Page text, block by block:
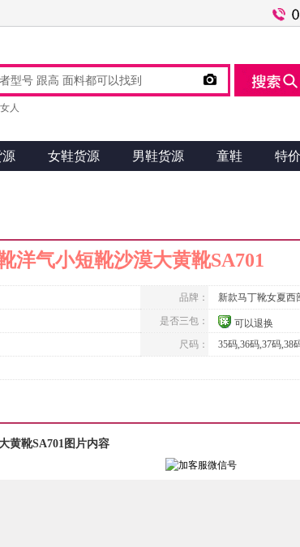

人
源 女鞋货源 男鞋货源 童鞋 特
洋气小短靴沙漠大黄靴SA701
品牌： 新款马丁靴女夏西
是否三包：
可以退换
尺码： 35码,36码,37码,38
黄靴SA701图片内容